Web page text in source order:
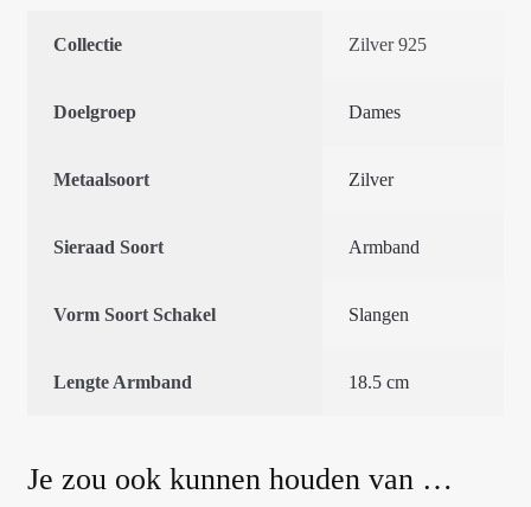
Collectie Zilver 925
Doelgroep Dames
Metaalsoort Zilver
Sieraad Soort Armband
Vorm Soort Schakel Slangen
Lengte Armband 18.5 cm
Je zou ook kunnen houden van …